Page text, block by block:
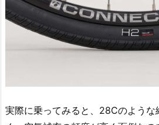
実際に乗ってみると、28Cのような